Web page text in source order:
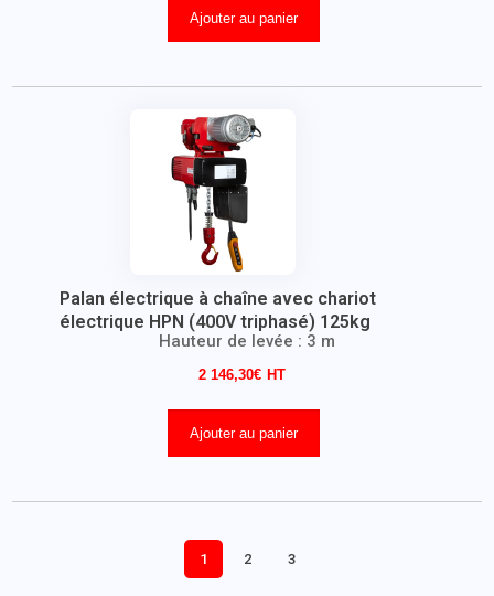
Ajouter au panier
Palan électrique à chaîne avec chariot
électrique HPN (400V triphasé) 125kg
Hauteur de levée : 3 m
2 146,30€
Ajouter au panier
1 2 3